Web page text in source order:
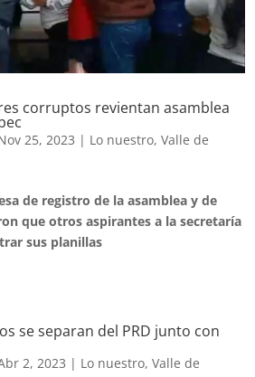
corruptos revientan asamblea
25, 2023 | Lo nuestro,Valle de
de registro de la asamblea y de
que otros aspirantes a la secretaría
sus planillas
se separan del PRD junto con
2, 2023 | Lo nuestro,Valle de